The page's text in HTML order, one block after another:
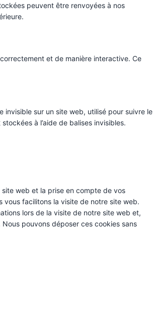
peuvent être renvoyées à nos
et de manière interactive. Ce
invisible sur un site web, utilisé pour suivre le
à l’aide de balises invisibles.
web et la prise en compte de vos
vous facilitons la visite de notre site web.
lors de la visite de notre site web et,
pouvons déposer ces cookies sans